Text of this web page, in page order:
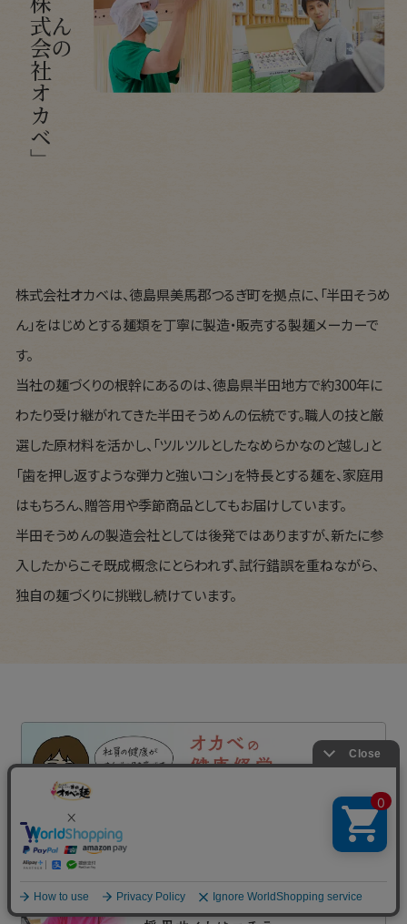
株式会社オカベは、徳島県美馬郡つるぎ町を拠点に、「半田そうめ
ん」をはじめとする麺類を丁寧に製造・販売する製麺メーカーで
す。
当社の麺づくりの根幹にあるのは、徳島県半田地方で約300年に
わたり受け継がれてきた半田そうめんの伝統です。職人の技と厳
選した原材料を活かし、「ツルツルとしたなめらかなのど越し」と
「歯を押し返すような弾力と強いコシ」を特長とする麺を、家庭用
はもちろん、贈答用や季節商品としてもお届けしています。
半田そうめんの製造会社としては後発ではありますが、新たに参
入したからこそ既成概念にとらわれず、試行錯誤を重ねながら、
独自の麺づくりに挑戦し続けています。